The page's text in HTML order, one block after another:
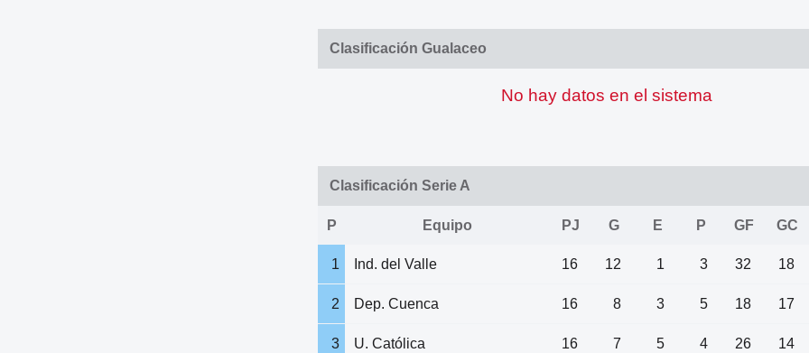
Clasificación Gualaceo
No hay datos en el sistema
Clasificación Serie A
P Equipo PJ G E P GF GC
1 Ind. del Valle 16 12 1 3 32 18
2 Dep. Cuenca 16 8 3 5 18 17
3 U. Católica 16 7 5 4 26 14